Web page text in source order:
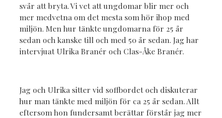
svår att bryta. Vi vet att ungdomar blir mer och
mer medvetna om det mesta som hör ihop med
miljön. Men hur tänkte ungdomarna för 25 år
sedan och kanske till och med 50 år sedan. Jag har
intervjuat Ulrika Branér och Clas-Åke Branér.
Jag och Ulrika sitter vid soffbordet och diskuterar
hur man tänkte med miljön för ca 25 år sedan. Allt
eftersom hon fundersamt berättar förstår jag mer